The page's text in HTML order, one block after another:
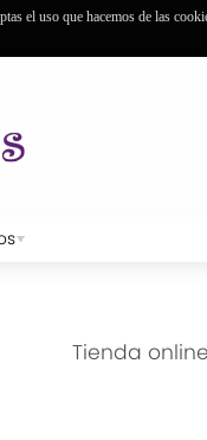
Tienda
el uso que hacemos de las